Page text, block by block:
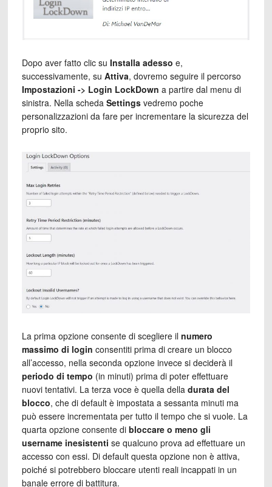
Dopo aver fatto clic su Installa adesso e,
successivamente, su Attiva, dovremo seguire il percorso
Impostazioni -> Login LockDown a partire dal menu di
sinistra. Nella scheda Settingsvedremo poche
personalizzazioni da fare per incrementare la sicurezza del
proprio sito.
La prima opzione consente di scegliere il numero
massimo di login consentiti prima di creare un blocco
all’accesso, nella seconda opzione invece si deciderà il
periodo di tempo (in minuti) prima di poter effettuare
nuovi tentativi. La terza voce è quella della durata del
blocco, che di default è impostata a sessanta minuti ma
può essere incrementata per tutto il tempo che si vuole. La
quarta opzione consente di bloccare o meno gli
username inesistenti se qualcuno prova ad effettuare un
accesso con essi. Di default questa opzione non è attiva,
poiché si potrebbero bloccare utenti reali incappati in un
banale errore di battitura.